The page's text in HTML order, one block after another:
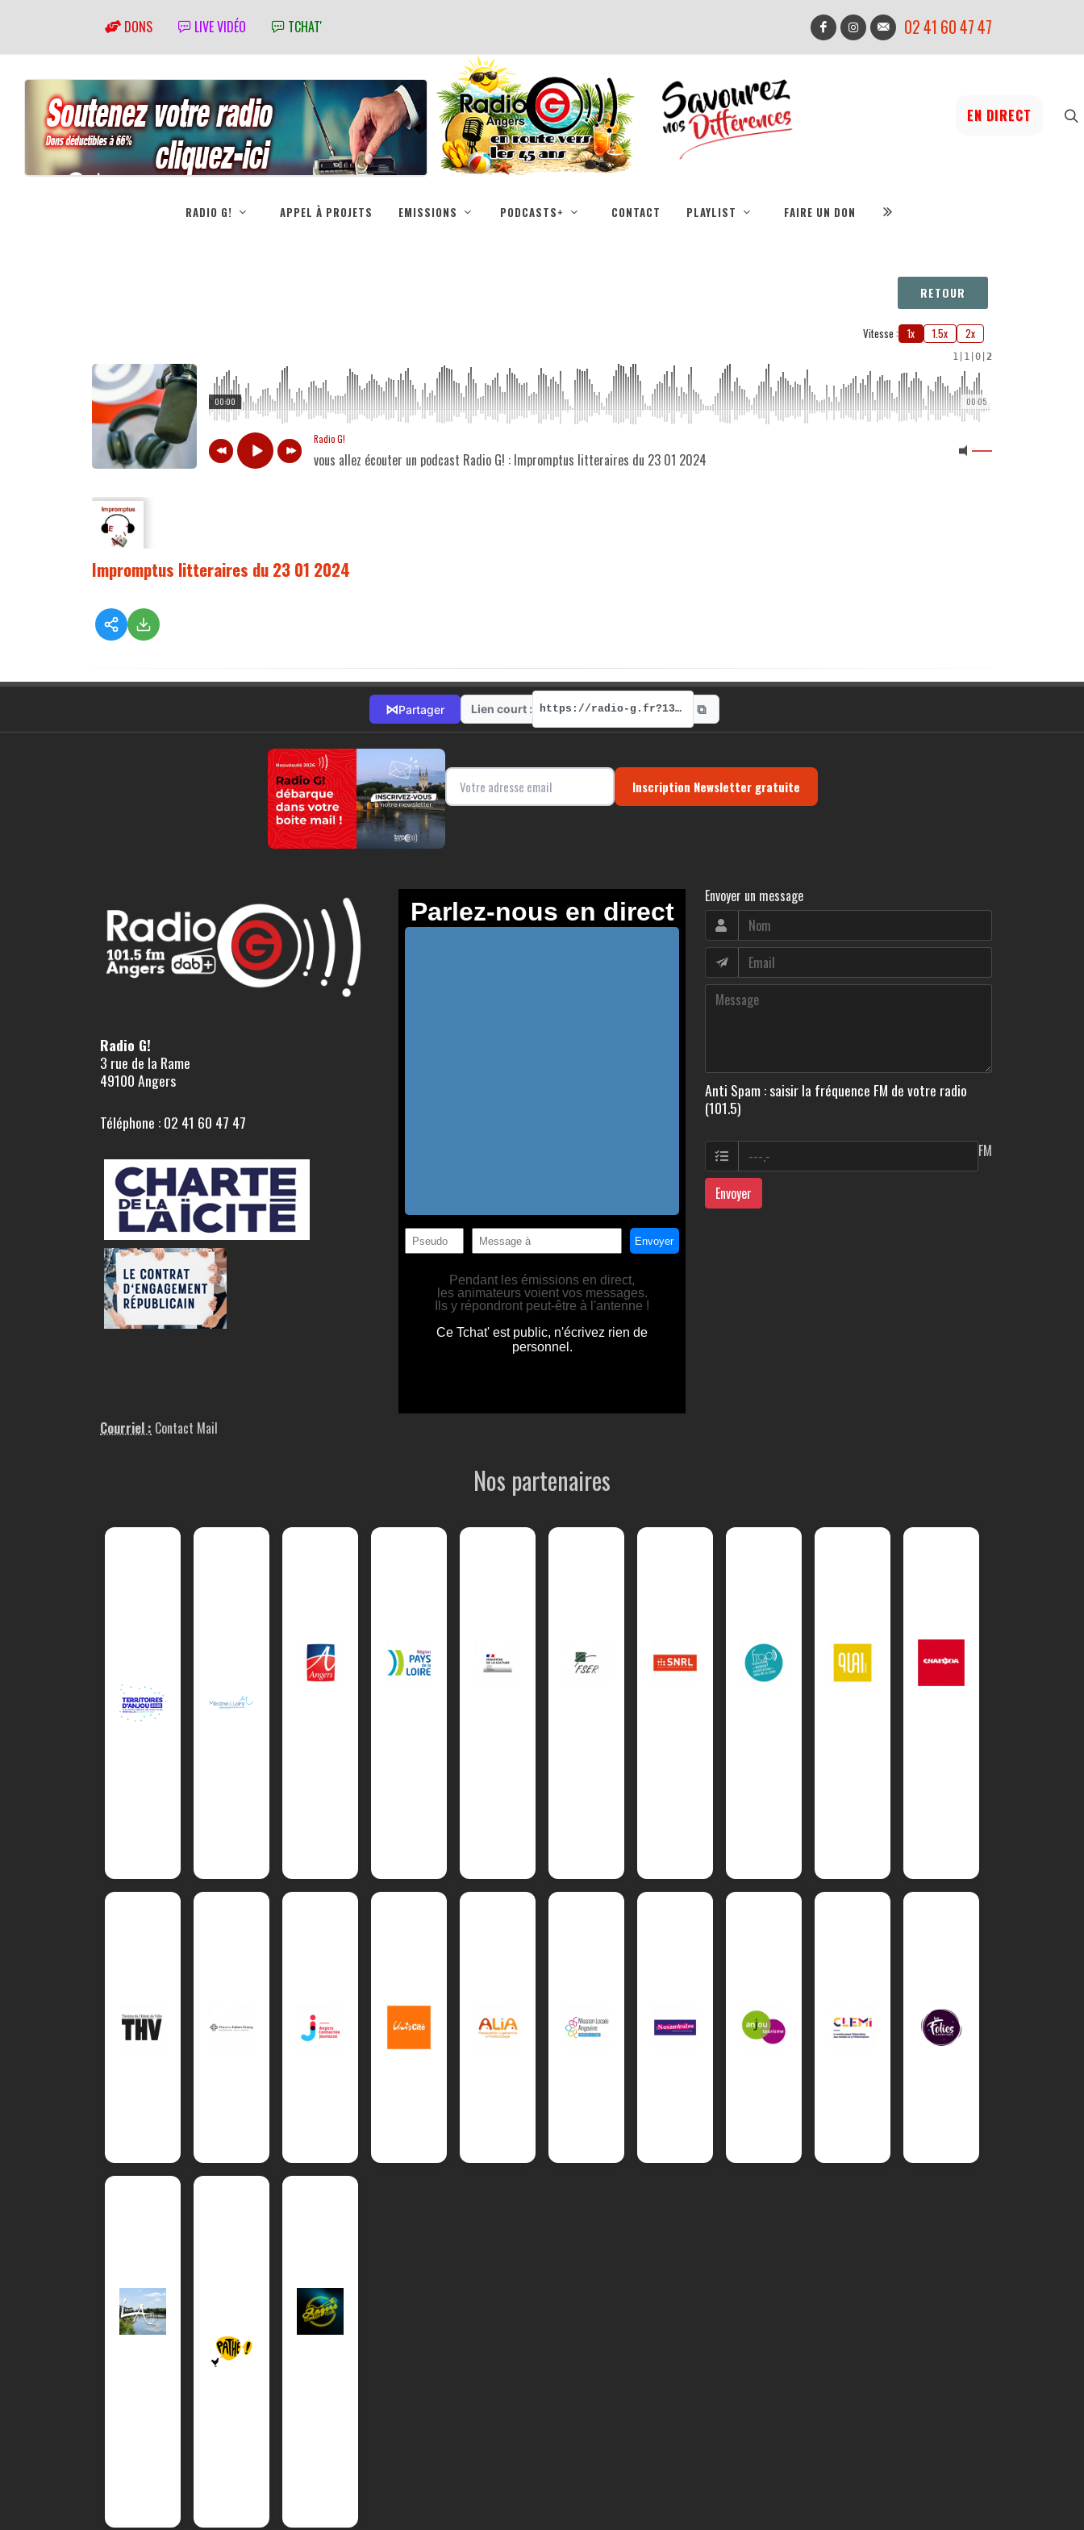
DONS LIVE VIDÉO TCHAT' 02 41 60 47 47
EN DIRECT
RADIO G! APPEL À PROJETS EMISSIONS PODCASTS+ CONTACT PLAYLIST FAIRE UN DON
RETOUR
Vitesse : 1x 1.5x 2x
1 1 0 2
00:05
00:00
Radio G!
vous allez écouter un podcast Radio G! : Impromptus litteraires du 23 01 2024
Impromptus litteraires du 23 01 2024
⋈Partager Lien court : https://radio-g.fr?13694 ⧉
Inscription Newsletter gratuite
Radio G!
3 rue de la Rame
49100 Angers
Téléphone : 02 41 60 47 47
Courriel : Contact Mail
Envoyer un message
Anti Spam : saisir la fréquence FM de votre radio
(101.5)
FM
Envoyer
Nos partenaires